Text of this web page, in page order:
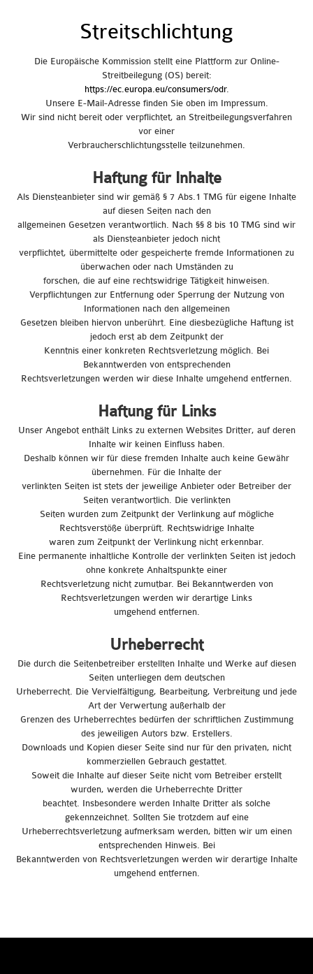
Streitschlichtung
Die Europäische Kommission stellt eine Plattform zur Online-
Streitbeilegung (OS) bereit:
https://ec.europa.eu/consumers/odr.
Unsere E-Mail-Adresse finden Sie oben im Impressum.
Wir sind nicht bereit oder verpflichtet, an Streitbeilegungsverfahren
vor einer
Verbraucherschlichtungsstelle teilzunehmen.
Haftung für Inhalte
Als Diensteanbieter sind wir gemäß § 7 Abs.1 TMG für eigene Inhalte
auf diesen Seiten nach den
allgemeinen Gesetzen verantwortlich. Nach §§ 8 bis 10 TMG sind wir
als Diensteanbieter jedoch nicht
verpflichtet, übermittelte oder gespeicherte fremde Informationen zu
überwachen oder nach Umständen zu
forschen, die auf eine rechtswidrige Tätigkeit hinweisen.
Verpflichtungen zur Entfernung oder Sperrung der Nutzung von
Informationen nach den allgemeinen
Gesetzen bleiben hiervon unberührt. Eine diesbezügliche Haftung ist
jedoch erst ab dem Zeitpunkt der
Kenntnis einer konkreten Rechtsverletzung möglich. Bei
Bekanntwerden von entsprechenden
Rechtsverletzungen werden wir diese Inhalte umgehend entfernen.
Haftung für Links
Unser Angebot enthält Links zu externen Websites Dritter, auf deren
Inhalte wir keinen Einfluss haben.
Deshalb können wir für diese fremden Inhalte auch keine Gewähr
übernehmen. Für die Inhalte der
verlinkten Seiten ist stets der jeweilige Anbieter oder Betreiber der
Seiten verantwortlich. Die verlinkten
Seiten wurden zum Zeitpunkt der Verlinkung auf mögliche
Rechtsverstöße überprüft. Rechtswidrige Inhalte
waren zum Zeitpunkt der Verlinkung nicht erkennbar.
Eine permanente inhaltliche Kontrolle der verlinkten Seiten ist jedoch
ohne konkrete Anhaltspunkte einer
Rechtsverletzung nicht zumutbar. Bei Bekanntwerden von
Rechtsverletzungen werden wir derartige Links
umgehend entfernen.
Urheberrecht
Die durch die Seitenbetreiber erstellten Inhalte und Werke auf diesen
Seiten unterliegen dem deutschen
Urheberrecht. Die Vervielfältigung, Bearbeitung, Verbreitung und jede
Art der Verwertung außerhalb der
Grenzen des Urheberrechtes bedürfen der schriftlichen Zustimmung
des jeweiligen Autors bzw. Erstellers.
Downloads und Kopien dieser Seite sind nur für den privaten, nicht
kommerziellen Gebrauch gestattet.
Soweit die Inhalte auf dieser Seite nicht vom Betreiber erstellt
wurden, werden die Urheberrechte Dritter
beachtet. Insbesondere werden Inhalte Dritter als solche
gekennzeichnet. Sollten Sie trotzdem auf eine
Urheberrechtsverletzung aufmerksam werden, bitten wir um einen
entsprechenden Hinweis. Bei
Bekanntwerden von Rechtsverletzungen werden wir derartige Inhalte
umgehend entfernen.